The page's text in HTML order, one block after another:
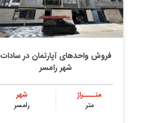
فروش واحدهای آپارتمان در سادات
شهر رامسر
متــــراژ
متر
شهر
رامسر